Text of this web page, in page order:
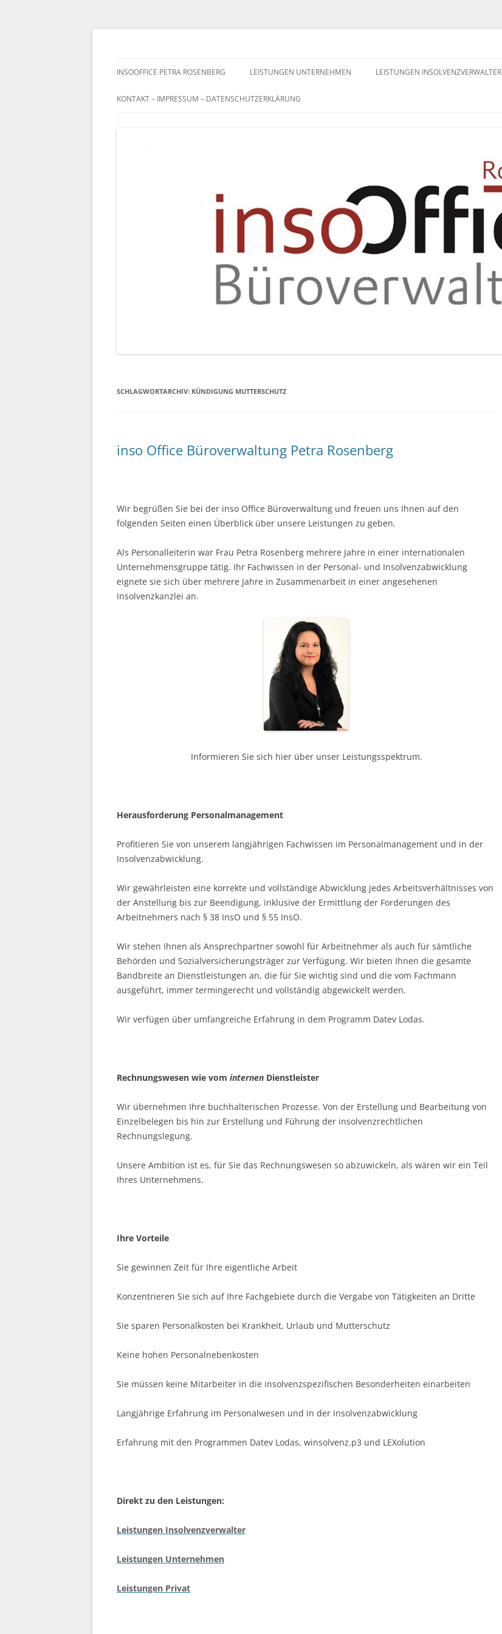
Zum
INSOOFFICE PETRA ROSENBERG LEISTUNGEN UNTERNEHMEN LEISTUNGEN INSOLVENZVERWALTER
KONTAKT – IMPRESSUM – DATENSCHUTZERKLÄRUNG
SCHLAGWORTARCHIV: KÜNDIGUNG MUTTERSCHUTZ
inso Office Büroverwaltung Petra Rosenberg
Wir begrüßen Sie bei der inso Office Büroverwaltung und freuen uns Ihnen auf den
folgenden Seiten einen Überblick über unsere Leistungen zu geben.
Als Personalleiterin war Frau Petra Rosenberg mehrere Jahre in einer internationalen
Unternehmensgruppe tätig. Ihr Fachwissen in der Personal- und Insolvenzabwicklung
eignete sie sich über mehrere Jahre in Zusammenarbeit in einer angesehenen
Insolvenzkanzlei an.
Informieren Sie sich hier über unser Leistungsspektrum.
Herausforderung Personalmanagement
Profitieren Sie von unserem langjährigen Fachwissen im Personalmanagement und in der
Insolvenzabwicklung.
Wir gewährleisten eine korrekte und vollständige Abwicklung jedes Arbeitsverhältnisses von
der Anstellung bis zur Beendigung, inklusive der Ermittlung der Forderungen des
Arbeitnehmers nach § 38 InsO und § 55 InsO.
Wir stehen Ihnen als Ansprechpartner sowohl für Arbeitnehmer als auch für sämtliche
Behörden und Sozialversicherungsträger zur Verfügung. Wir bieten Ihnen die gesamte
Bandbreite an Dienstleistungen an, die für Sie wichtig sind und die vom Fachmann
ausgeführt, immer termingerecht und vollständig abgewickelt werden.
Wir verfügen über umfangreiche Erfahrung in dem Programm Datev Lodas.
Rechnungswesen wie vom internen Dienstleister
Wir übernehmen Ihre buchhalterischen Prozesse. Von der Erstellung und Bearbeitung von
Einzelbelegen bis hin zur Erstellung und Führung der insolvenzrechtlichen
Rechnungslegung.
Unsere Ambition ist es, für Sie das Rechnungswesen so abzuwickeln, als wären wir ein Teil
Ihres Unternehmens.
Ihre Vorteile
Sie gewinnen Zeit für Ihre eigentliche Arbeit
Konzentrieren Sie sich auf Ihre Fachgebiete durch die Vergabe von Tätigkeiten an Dritte
Sie sparen Personalkosten bei Krankheit, Urlaub und Mutterschutz
Keine hohen Personalnebenkosten
Sie müssen keine Mitarbeiter in die insolvenzspezifischen Besonderheiten einarbeiten
Langjährige Erfahrung im Personalwesen und in der Insolvenzabwicklung
Erfahrung mit den Programmen Datev Lodas, winsolvenz.p3 und LEXolution
Direkt zu den Leistungen:
Leistungen Insolvenzverwalter
Leistungen Unternehmen
Leistungen Privat